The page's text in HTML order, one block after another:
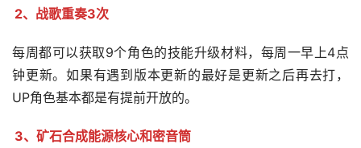
2、战歌重奏3次
每周都可以获取9个角色的技能升级材料，每周一早上4点
钟更新。如果有遇到版本更新的最好是更新之后再去打，
UP角色基本都是有提前开放的。
3、矿石合成能源核心和密音筒